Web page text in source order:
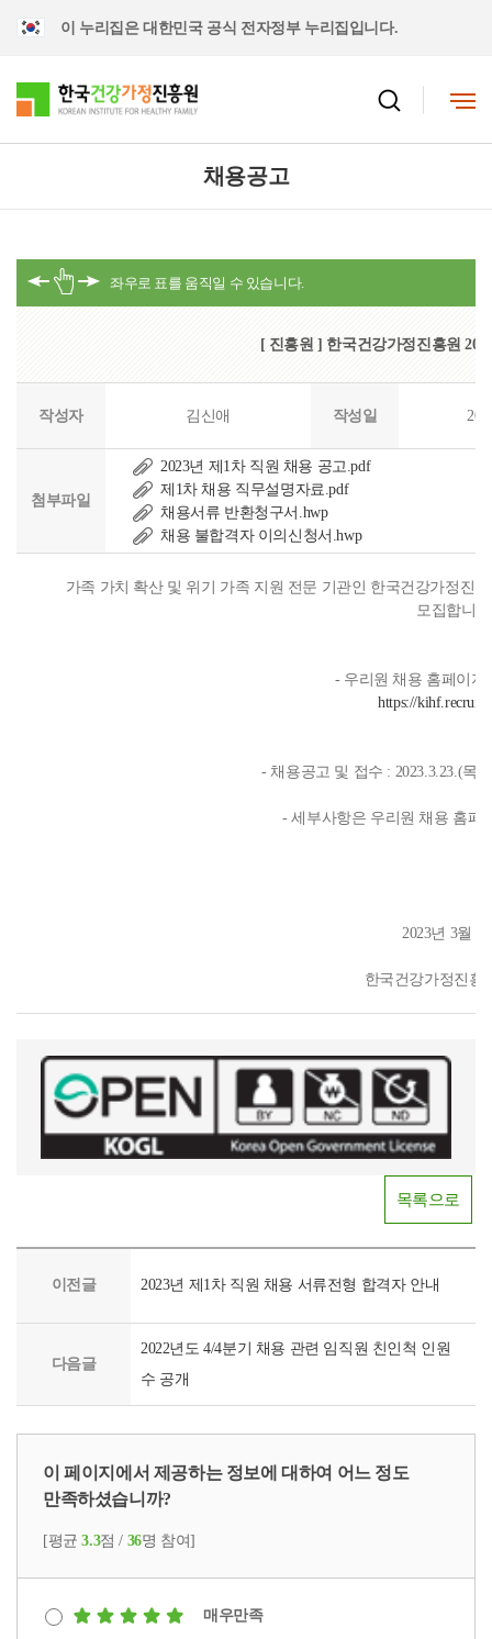
이 누리집은 대한민국 공식 전자정부 누리집입니다.
채용공고
[ 진흥원 ] 한국건강가정진흥원
작성자 김신애 작성일
첨부파일
2023년 제1차 직원 채용 공고.pdf
제1차 채용 직무설명자료.pdf
채용서류 반환청구서.hwp
채용 불합격자 이의신청서.hwp
가족 가치 확산 및 위기 가족 지원 전문 기관인 한국건강가정진
모집합니
- 우리원 채용 홈페이지
https://
- 채용공고 및 접수 : 2023.3.23.(목)
- 세부사항은 우리원 채용 홈페
2023년 3월
한국건강가정진흥
목록으로
이전글 2023년 제1차 직원 채용 서류전형 합격자 안내
다음글
2022년도 4/4분기 채용 관련 임직원 친인척 인원
수 공개
이 페이지에서 제공하는 정보에 대하여 어느 정도
만족하셨습니까?
[평균3.3점 / 36명 참여]
매우만족